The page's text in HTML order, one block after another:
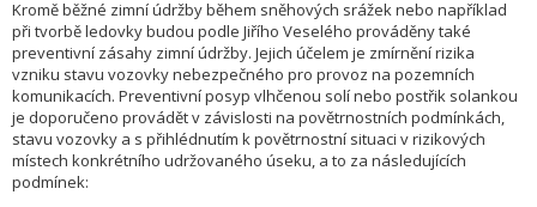
Kromě běžné zimní údržby během sněhových srážek nebo například
při tvorbě ledovky budou podle Jiřího Veselého prováděny také
preventivní zásahy zimní údržby. Jejich účelem je zmírnění rizika
vzniku stavu vozovky nebezpečného pro provoz na pozemních
komunikacích. Preventivní posyp vlhčenou solí nebo postřik solankou
je doporučeno provádět v závislosti na povětrnostních podmínkách,
stavu vozovky a s přihlédnutím k povětrnostní situaci v rizikových
místech konkrétního udržovaného úseku, a to za následujících
podmínek: